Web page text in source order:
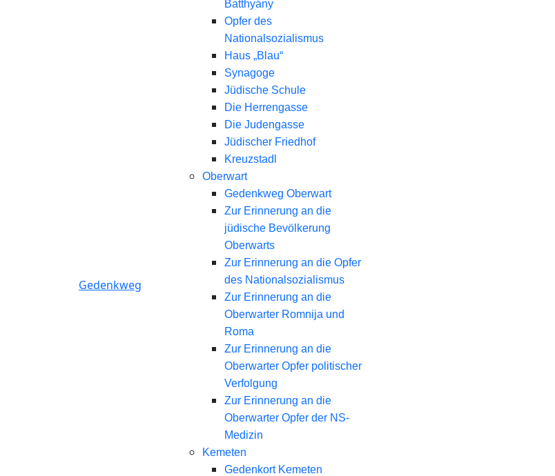
Gedenkweg
Batthyány
Opfer des
Nationalsozialismus
Haus „Blau“
Synagoge
Jüdische Schule
Die Herrengasse
Die Judengasse
Jüdischer Friedhof
Kreuzstadl
Oberwart
Gedenkweg Oberwart
Zur Erinnerung an die
jüdische Bevölkerung
Oberwarts
Zur Erinnerung an die Opfer
des Nationalsozialismus
Zur Erinnerung an die
Oberwarter Romnija und
Roma
Zur Erinnerung an die
Oberwarter Opfer politischer
Verfolgung
Zur Erinnerung an die
Oberwarter Opfer der NS-
Medizin
Kemeten
Gedenkort Kemeten